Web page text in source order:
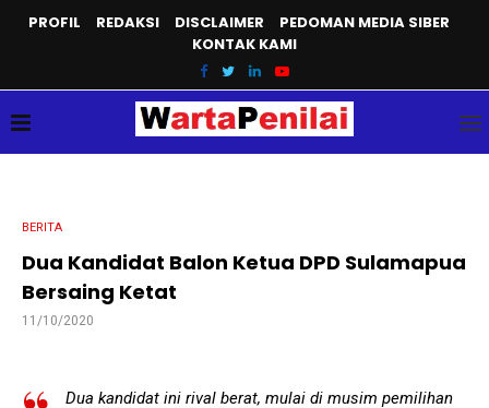
PROFIL REDAKSI DISCLAIMER
PEDOMAN MEDIA SIBER
KONTAK KAMI
BERITA
Dua Kandidat Balon Ketua DPD Sulamapua
Bersaing Ketat
11/10/2020
Dua kandidat ini rival berat, mulai di musim pemilihan